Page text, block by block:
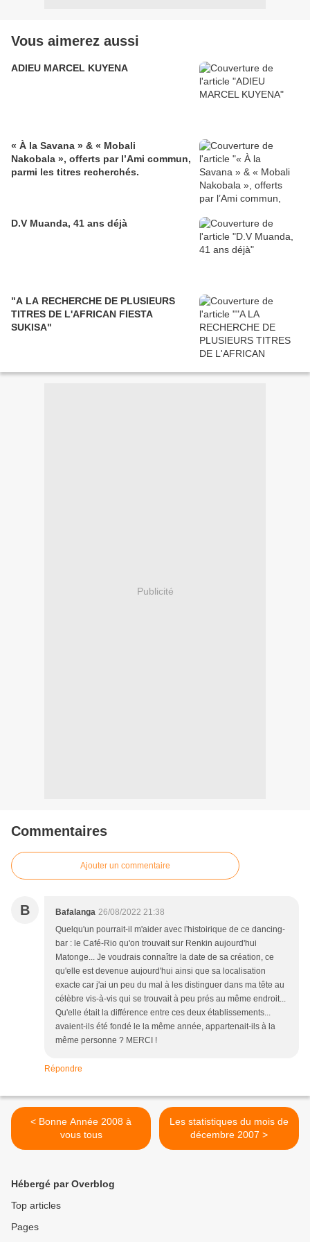
Vous aimerez aussi
ADIEU MARCEL KUYENA
« À la Savana » & « Mobali
Nakobala », offerts par l’Ami commun,
parmi les titres recherchés.
D.V Muanda, 41 ans déjà
"A LA RECHERCHE DE PLUSIEURS
TITRES DE L'AFRICAN FIESTA
SUKISA"
Publicité
Commentaires
Ajouter un commentaire
B Bafalanga 26/08/2022 21:38
Quelqu'un pourrait-il m'aider avec l'histoirique de ce dancing-
bar : le Café-Rio qu'on trouvait sur Renkin aujourd'hui
Matonge... Je voudrais connaître la date de sa création, ce
qu'elle est devenue aujourd'hui ainsi que sa localisation
exacte car j'ai un peu du mal à les distinguer dans ma tête au
célèbre vis-à-vis qui se trouvait à peu prés au même endroit...
Qu'elle était la différence entre ces deux établissements...
avaient-ils été fondé le la même année, appartenait-ils à la
même personne ? MERCI !
Répondre
< Bonne Année 2008 à
vous tous
Les statistiques du mois de
décembre 2007 >
Hébergé par Overblog
Top articles
Pages